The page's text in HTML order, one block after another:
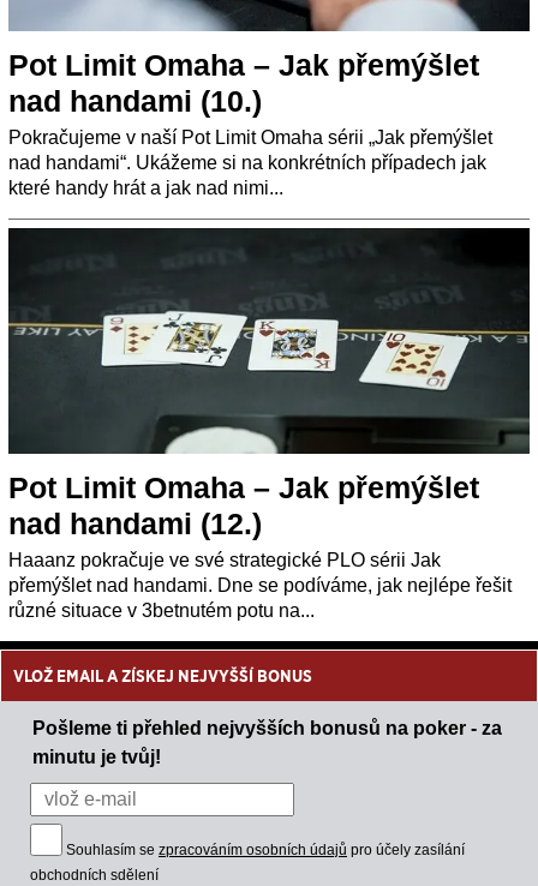
Pot Limit Omaha – Jak přemýšlet
nad handami (10.)
Pokračujeme v naší Pot Limit Omaha sérii „Jak přemýšlet
nad handami“. Ukážeme si na konkrétních případech jak
které handy hrát a jak nad nimi...
Pot Limit Omaha – Jak přemýšlet
nad handami (12.)
Haaanz pokračuje ve své strategické PLO sérii Jak
přemýšlet nad handami. Dne se podíváme, jak nejlépe řešit
různé situace v 3betnutém potu na...
VLOŽ EMAIL A ZÍSKEJ NEJVYŠŠÍ BONUS
Pošleme ti přehled nejvyšších bonusů na poker - za
minutu je tvůj!
Souhlasím se zpracováním osobních údajů pro účely zasílání
obchodních sdělení